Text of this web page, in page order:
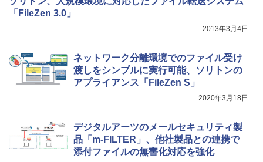
「FileZen 3.0」
2013年3月4日
ネットワーク分離環境でのファイル受け
渡しをシンプルに実行可能、ソリトンの
アプライアンス「FileZen S」
2020年3月18日
デジタルアーツのメールセキュリティ製
品「m-FILTER」、他社製品との連携で
添付ファイルの無害化対応を強化